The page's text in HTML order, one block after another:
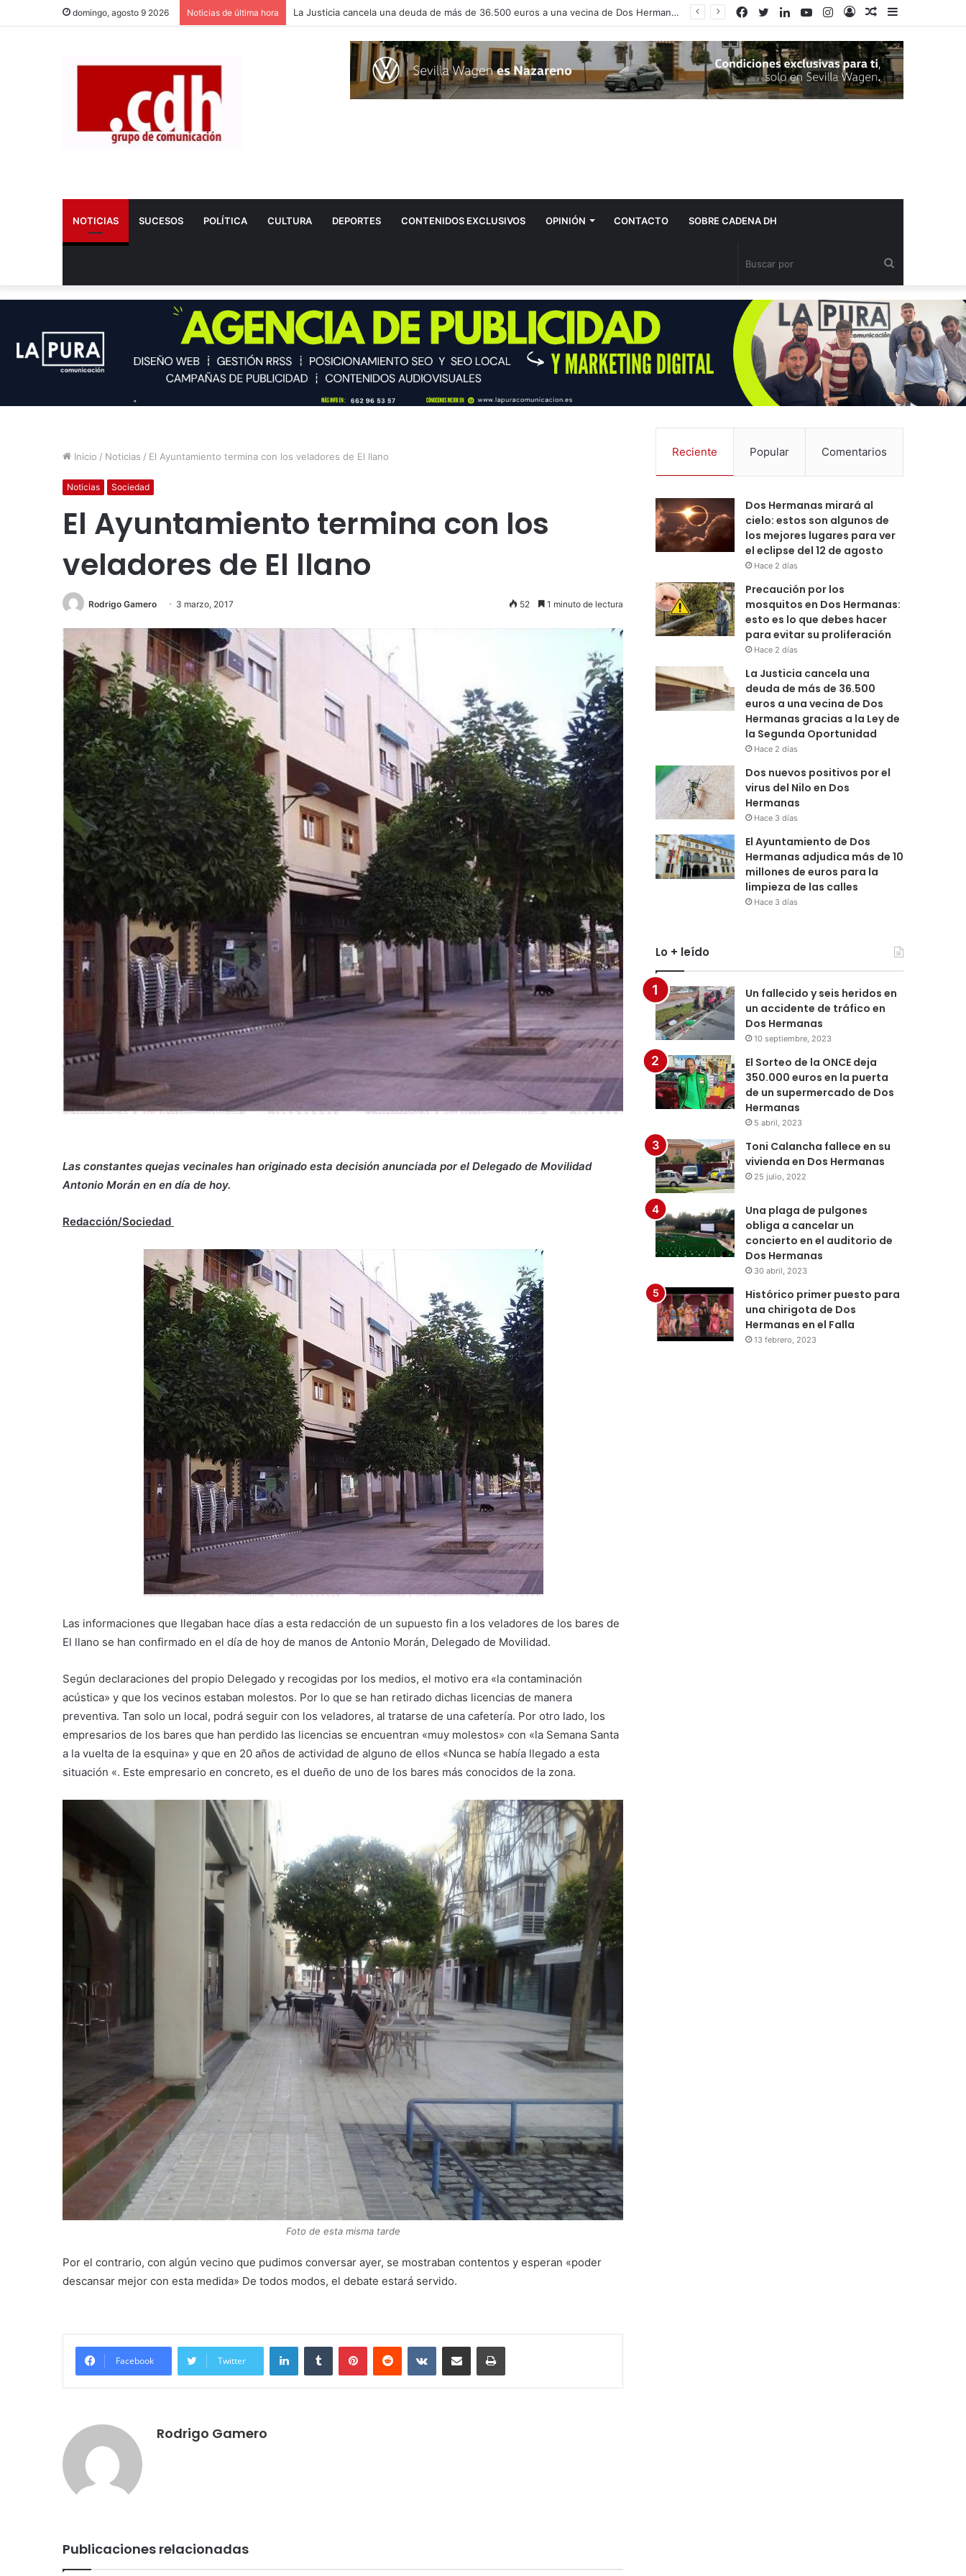
domingo, agosto 9 2026 Noticias de última hora Dos nuevos positivos por el virus del Nilo en Dos Hermanas
lateral
Publicación
al
azar
Acceso
Instagram
YouTube
LinkedIn
Twitter
Facebook
NOTICIAS SUCESOS POLÍTICA CULTURA DEPORTES CONTENIDOS EXCLUSIVOS OPINIÓN CONTACTO SOBRE CADENA DH
por
Inicio / Noticias / El Ayuntamiento termina con los veladores de El llano
Noticias Sociedad
El Ayuntamiento termina con los
veladores de El llano
Rodrigo Gamero 3 marzo, 2017 52 1 minuto de lectura
Las constantes quejas vecinales han originado esta decisión anunciada por el Delegado de Movilidad
Antonio Morán en en día de hoy.
Redacción/Sociedad
Las informaciones que llegaban hace días a esta redacción de un supuesto fin a los veladores de los bares de
El llano se han confirmado en el día de hoy de manos de Antonio Morán, Delegado de Movilidad.
Según declaraciones del propio Delegado y recogidas por los medios, el motivo era «la contaminación
acústica» y que los vecinos estaban molestos. Por lo que se han retirado dichas licencias de manera
preventiva. Tan solo un local, podrá seguir con los veladores, al tratarse de una cafetería. Por otro lado, los
empresarios de los bares que han perdido las licencias se encuentran «muy molestos» con «la Semana Santa
a la vuelta de la esquina» y que en 20 años de actividad de alguno de ellos «Nunca se había llegado a esta
situación «. Este empresario en concreto, es el dueño de uno de los bares más conocidos de la zona.
Foto de esta misma tarde
Por el contrario, con algún vecino que pudimos conversar ayer, se mostraban contentos y esperan «poder
descansar mejor con esta medida» De todos modos, el debate estará servido.
Facebook Twitter
Rodrigo Gamero
Publicaciones relacionadas
Reciente Popular Comentarios
Dos Hermanas mirará al
cielo: estos son algunos de
los mejores lugares para ver
el eclipse del 12 de agosto
Hace 2 días
Precaución por los
mosquitos en Dos Hermanas:
esto es lo que debes hacer
para evitar su proliferación
Hace 2 días
La Justicia cancela una
deuda de más de 36.500
euros a una vecina de Dos
Hermanas gracias a la Ley de
la Segunda Oportunidad
Hace 2 días
Dos nuevos positivos por el
virus del Nilo en Dos
Hermanas
Hace 3 días
El Ayuntamiento de Dos
Hermanas adjudica más de 10
millones de euros para la
limpieza de las calles
Hace 3 días
Lo + leído
Un fallecido y seis heridos en
un accidente de tráfico en
Dos Hermanas
10 septiembre, 2023
El Sorteo de la ONCE deja
350.000 euros en la puerta
de un supermercado de Dos
Hermanas
5 abril, 2023
Toni Calancha fallece en su
vivienda en Dos Hermanas
25 julio, 2022
Una plaga de pulgones
obliga a cancelar un
concierto en el auditorio de
Dos Hermanas
30 abril, 2023
Histórico primer puesto para
una chirigota de Dos
Hermanas en el Falla
13 febrero, 2023